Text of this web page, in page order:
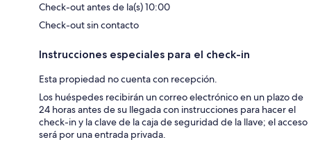
Check-out antes de la(s) 10:00
Check-out sin contacto
Instrucciones especiales para el check-in
Esta propiedad no cuenta con recepción.
Los huéspedes recibirán un correo electrónico en un plazo de
24 horas antes de su llegada con instrucciones para hacer el
check-in y la clave de la caja de seguridad de la llave; el acceso
será por una entrada privada.